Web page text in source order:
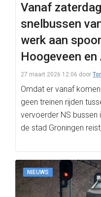
Vanaf
snelbussen
werk aan
Hoogeveen en
27 maart 2026 12:06 door
Omdat er vanaf
geen treinen rijden
vervoerder NS bussen
de stad Groningen
NIEUWS